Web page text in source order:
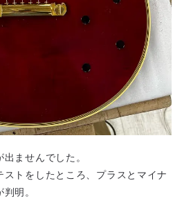
ませんでした。
ストをしたところ、プラスとマイナ
明。